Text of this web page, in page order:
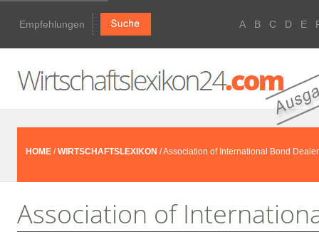
Empfehlungen A B C D E
HOME /WIRTSCHAFTSLEXIKON / Association of International Bond
Association of